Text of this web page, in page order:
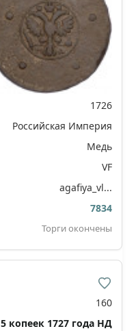
1726
Российская Империя
Медь
VF
agafiya_vl...
7834
Торги окончены
160
5 копеек 1727 года НД